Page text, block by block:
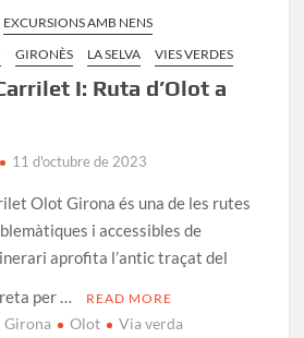
EXCURSIONS AMB NENS
GIRONÈS LA SELVA VIES VERDES
I: Ruta d’Olot a
11 d'octubre de 2023
Olot Girona és una de les rutes
i accessibles de
aprofita l’antic traçat del
per …
READ MORE
Girona Olot Via verda